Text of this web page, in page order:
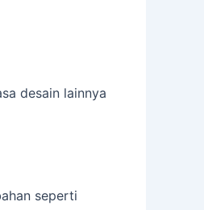
desain lainnya
seperti